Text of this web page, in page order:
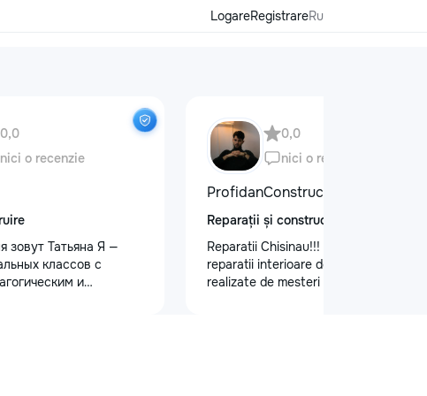
LogareRegistrareRu
0,0
nici o recenzie
зовут Татьяна Я —
классов с
и
и логического
0,0
nici o recenzie
ProfidanConstruct
Reparații și construcții
Reparatii Chisinau!!! Oferim servicii de
reparatii interioare de calitate,
realizate de mesteri cu experienta.